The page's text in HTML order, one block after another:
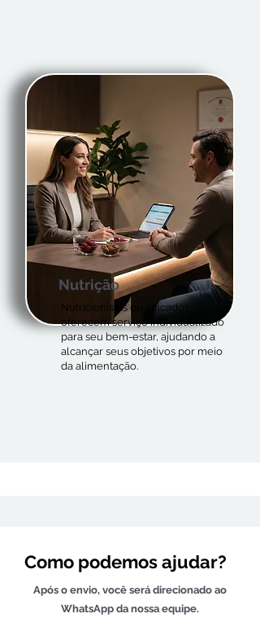
Nutrição
Nutricionistas qualificados
oferecem serviço individualizado
para seu bem-estar, ajudando a
alcançar seus objetivos por meio
da alimentação.
Como podemos ajudar?
Após o envio, você será direcionado ao
WhatsApp da nossa equipe.